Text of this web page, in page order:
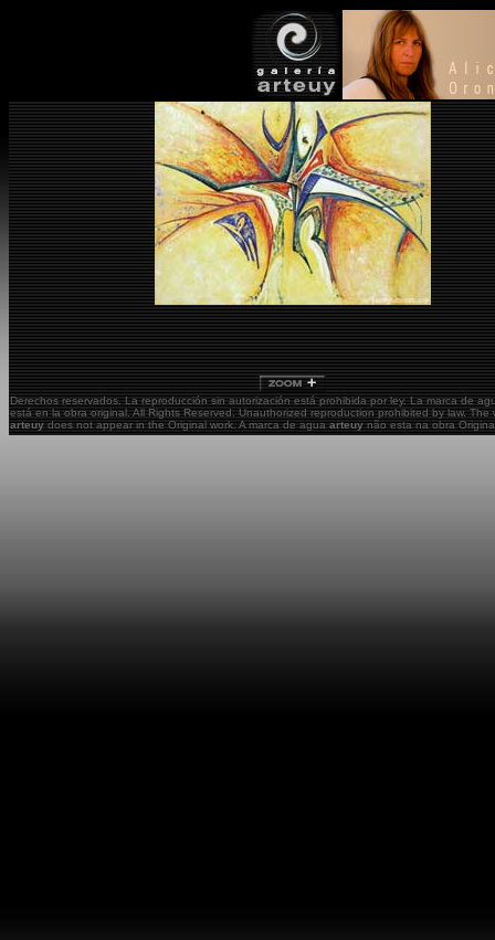
Derechos reservados. La reproducción sin autorización está prohibida por ley. La marca de
está en la obra original.All Rights Reserved. Unauthorized reproduction prohibited by law. The
arteuydoes not appear in the Original work. A marca de aguaarteuynão esta na obra